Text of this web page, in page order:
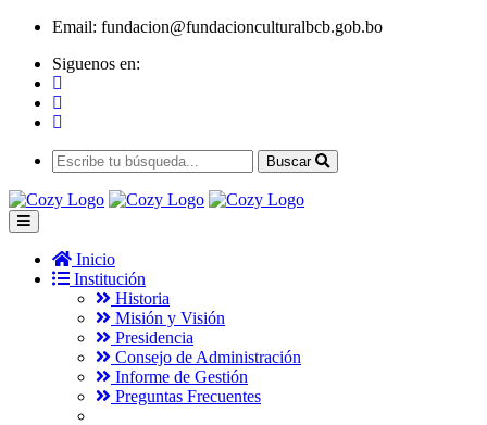
Email: fundacion@fundacionculturalbcb.gob.bo
Siguenos en:
Buscar
Inicio
Institución
Historia
Misión y Visión
Presidencia
Consejo de Administración
Informe de Gestión
Preguntas Frecuentes